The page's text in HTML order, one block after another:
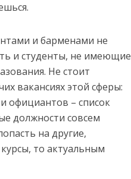
и барменами не
и студенты, не имеющие
Не стоит
вакансиях этой сферы:
официантов – список
должности совсем
на другие,
то актуальным